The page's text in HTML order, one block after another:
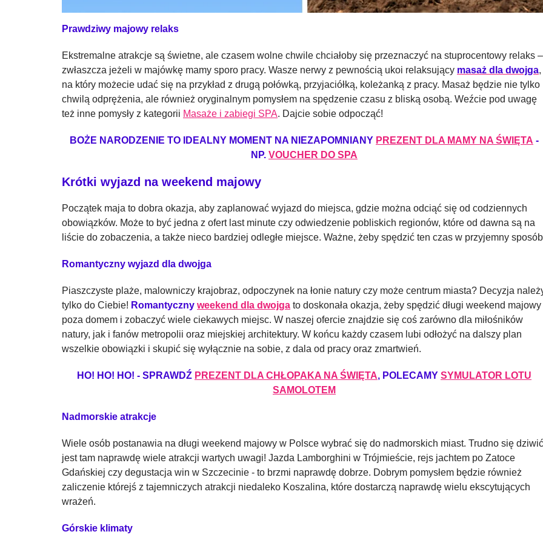
Prawdziwy majowy relaks
Ekstremalne atrakcje są świetne, ale czasem wolne chwile chciałoby się przeznaczyć na stuprocentowy relaks –
zwłaszcza jeżeli w majówkę mamy sporo pracy. Wasze nerwy z pewnością ukoi relaksujący masaż dla dwojga,
na który możecie udać się na przykład z drugą połówką, przyjaciółką, koleżanką z pracy. Masaż będzie nie tylko
chwilą odprężenia, ale również oryginalnym pomysłem na spędzenie czasu z bliską osobą. Weźcie pod uwagę
też inne pomysły z kategorii Masaże i zabiegi SPA. Dajcie sobie odpocząć!
BOŻE NARODZENIE TO IDEALNY MOMENT NA NIEZAPOMNIANY PREZENT DLA MAMY NA ŚWIĘTA -
NP. VOUCHER DO SPA
Krótki wyjazd na weekend majowy
Początek maja to dobra okazja, aby zaplanować wyjazd do miejsca, gdzie można odciąć się od codziennych
obowiązków. Może to być jedna z ofert last minute czy odwiedzenie pobliskich regionów, które od dawna są na
liście do zobaczenia, a także nieco bardziej odległe miejsce. Ważne, żeby spędzić ten czas w przyjemny
Romantyczny wyjazd dla dwojga
Piaszczyste plaże, malowniczy krajobraz, odpoczynek na łonie natury czy może centrum miasta? Decyzja
tylko do Ciebie! Romantyczny weekend dla dwojga to doskonała okazja, żeby spędzić długi weekend majowy
poza domem i zobaczyć wiele ciekawych miejsc. W naszej ofercie znajdzie się coś zarówno dla miłośników
natury, jak i fanów metropolii oraz miejskiej architektury. W końcu każdy czasem lubi odłożyć na dalszy plan
wszelkie obowiązki i skupić się wyłącznie na sobie, z dala od pracy oraz zmartwień.
HO! HO! HO! - SPRAWDŹ PREZENT DLA CHŁOPAKA NA ŚWIĘTA, POLECAMY SYMULATOR LOTU
SAMOLOTEM
Nadmorskie atrakcje
Wiele osób postanawia na długi weekend majowy w Polsce wybrać się do nadmorskich miast. Trudno się
jest tam naprawdę wiele atrakcji wartych uwagi! Jazda Lamborghini w Trójmieście, rejs jachtem po Zatoce
Gdańskiej czy degustacja win w Szczecinie - to brzmi naprawdę dobrze. Dobrym pomysłem będzie również
zaliczenie którejś z tajemniczych atrakcji niedaleko Koszalina, które dostarczą naprawdę wielu ekscytujących
wrażeń.
Górskie klimaty